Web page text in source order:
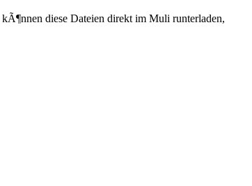
kÃ¶nnen diese Dateien direkt im Muli runterladen,